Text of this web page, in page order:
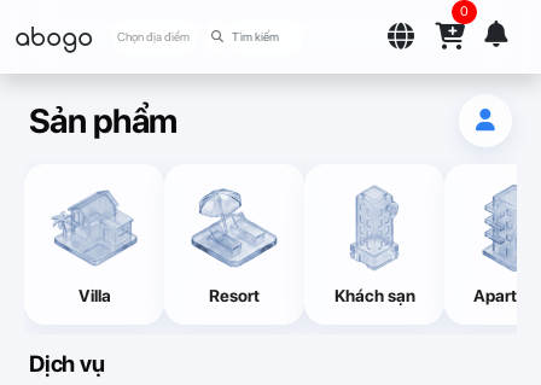
abogo Chọn địa điểm
0
Sản phẩm
Villa Resort Khách sạn
Dịch vụ